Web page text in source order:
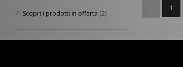
Scopri i prodotti in offerta (2)
1